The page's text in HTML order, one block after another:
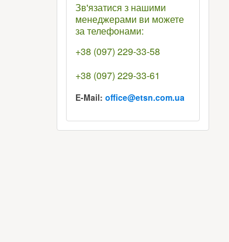
Зв'язатися з нашими
менеджерами ви можете
за телефонами:
+38 (097) 229-33-58
+38 (097) 229-33-61
E-Mail: office@etsn.com.ua